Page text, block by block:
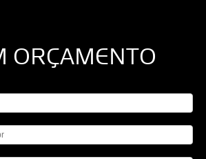
ORÇAMENTO